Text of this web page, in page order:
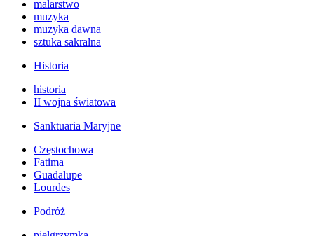
malarstwo
muzyka
muzyka dawna
sztuka sakralna
Historia
historia
II wojna światowa
Sanktuaria Maryjne
Częstochowa
Fatima
Guadalupe
Lourdes
Podróż